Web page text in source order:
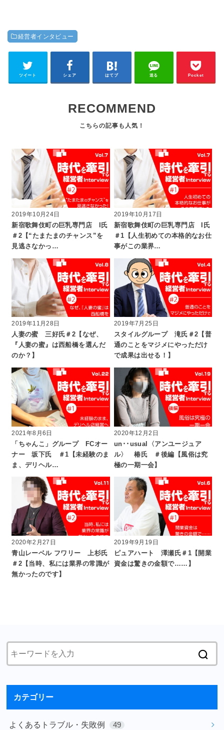
経営者インタビュー
ツイート シェア はてブ 送る Pocket
RECOMMEND
2019年10月24日
新宿歌舞伎町の巨乳専門店 I氏
＃2【“たまたまのチャンス”を
見逃さなかっ…
2019年10月17日
新宿歌舞伎町の巨乳専門店 I氏
＃1【人生初めての本格的なお仕
事がこの業界…
2019年11月28日
人妻の蜜 三好氏＃2【なぜ、
『人妻の蜜』は西船橋を選んだ
のか？】
2019年7月25日
スタイルグループ 滝氏＃2【普
通のことをマジメにやっただけ
で成果は出せる！】
2021年8月6日
「ちゃんこ」グループ FCオー
ナー 坂下氏 ＃1【未経験のま
ま、デリヘル…
2020年12月2日
un･･usual〈アンユージュア
ル〉 椿氏 ＃後編【風俗は究
極の一期一会】
2020年2月27日
青山レーベル フワリー 上杉氏
＃2【当時、私には業界の常識が
無かったのです】
2019年9月19日
ピュアハート 澤瀬氏＃1【開業
資金は驚きの金額で……】
カテゴリー
よくあるトラブル・失敗例 49